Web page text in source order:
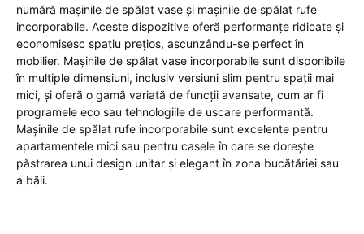
numără mașinile de spălat vase și mașinile de spălat rufe
incorporabile. Aceste dispozitive oferă performanțe ridicate și
economisesc spațiu prețios, ascunzându-se perfect în
mobilier. Mașinile de spălat vase incorporabile sunt disponibile
în multiple dimensiuni, inclusiv versiuni slim pentru spații mai
mici, și oferă o gamă variată de funcții avansate, cum ar fi
programele eco sau tehnologiile de uscare performantă.
Mașinile de spălat rufe incorporabile sunt excelente pentru
apartamentele mici sau pentru casele în care se dorește
păstrarea unui design unitar și elegant în zona bucătăriei sau
a băii.